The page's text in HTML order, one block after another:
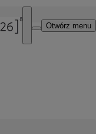
Otwórz menu